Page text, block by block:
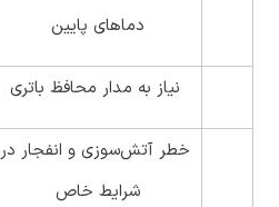
دماهای پایین
نیاز به مدار محافظ باتری
خطر آتش‌سوزی و انفجار در
شرایط خاص